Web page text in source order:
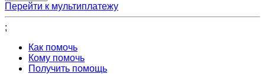
Перейти к мультиплатежу
;
Как помочь
Кому помочь
Получить помощь